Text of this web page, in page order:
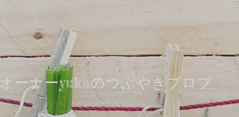
オーナーyukaのつぶやきブロブ